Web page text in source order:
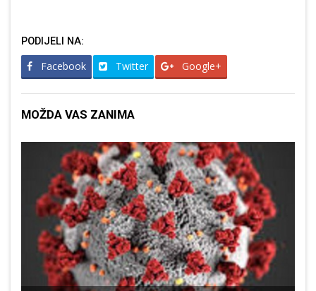
PODIJELI NA:
Facebook Twitter Google+
MOŽDA VAS ZANIMA